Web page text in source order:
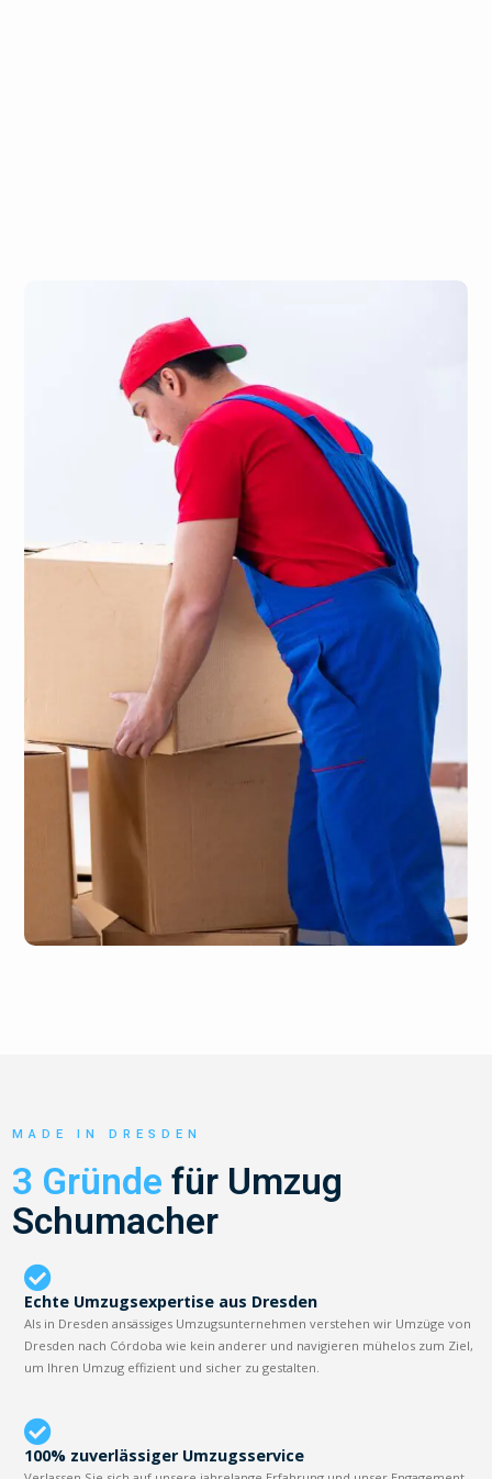
MADE IN DRESDEN
3 Gründe für Umzug
Schumacher
Echte Umzugsexpertise aus Dresden
Als in Dresden ansässiges Umzugsunternehmen verstehen wir Umzüge von
Dresden nach Córdoba wie kein anderer und navigieren mühelos zum Ziel,
um Ihren Umzug effizient und sicher zu gestalten.
100% zuverlässiger Umzugsservice